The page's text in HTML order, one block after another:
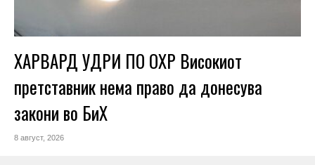
ХАРВАРД УДРИ ПО ОХР Високиот
претставник нема право да донесува
закони во БиХ
8 август, 2026